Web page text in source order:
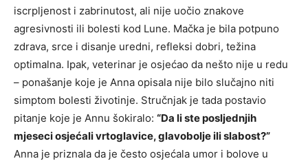
iscrpljenost i zabrinutost, ali nije uočio znakove
agresivnosti ili bolesti kod Lune. Mačka je bila potpuno
zdrava, srce i disanje uredni, refleksi dobri, težina
optimalna. Ipak, veterinar je osjećao da nešto nije u redu
– ponašanje koje je Anna opisala nije bilo slučajno niti
simptom bolesti životinje. Stručnjak je tada postavio
pitanje koje je Annu šokiralo: “Da li ste posljednjih
mjeseci osjećali vrtoglavice, glavobolje ili slabost?”
Anna je priznala da je često osjećala umor i bolove u